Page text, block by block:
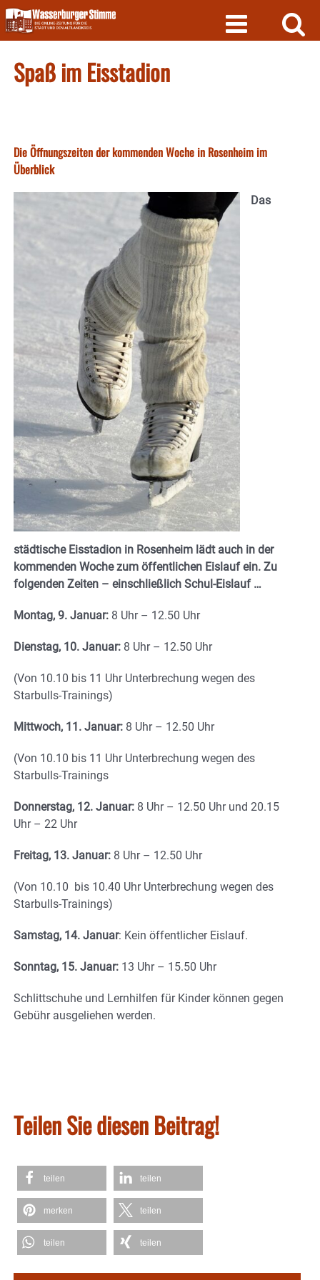
Skip
to
content
Spaß im Eisstadion
Die Öffnungszeiten der kommenden Woche in Rosenheim im
Überblick
Das
städtische Eisstadion in Rosenheim lädt auch in der
kommenden Woche zum öffentlichen Eislauf ein. Zu
folgenden Zeiten – einschließlich Schul-Eislauf …
Montag, 9. Januar: 8 Uhr – 12.50 Uhr
Dienstag, 10. Januar: 8 Uhr – 12.50 Uhr
(Von 10.10 bis 11 Uhr Unterbrechung wegen des
Starbulls-Trainings)
Mittwoch, 11. Januar: 8 Uhr – 12.50 Uhr
(Von 10.10 bis 11 Uhr Unterbrechung wegen des
Starbulls-Trainings
Donnerstag, 12. Januar: 8 Uhr – 12.50 Uhr und 20.15
Uhr – 22 Uhr
Freitag, 13. Januar: 8 Uhr – 12.50 Uhr
(Von 10.10 bis 10.40 Uhr Unterbrechung wegen des
Starbulls-Trainings)
Samstag, 14. Januar: Kein öffentlicher Eislauf.
Sonntag, 15. Januar: 13 Uhr – 15.50 Uhr
Schlittschuhe und Lernhilfen für Kinder können gegen
Gebühr ausgeliehen werden.
Teilen Sie diesen Beitrag!
teilen teilen
merken teilen
teilen teilen